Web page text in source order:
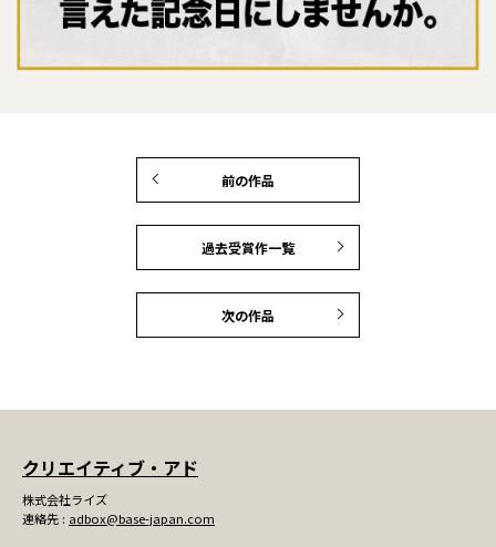
前の作品
過去受賞作一覧
次の作品
クリエイティブ・アド
株式会社ライズ
連絡先 : adbox@base-japan.com